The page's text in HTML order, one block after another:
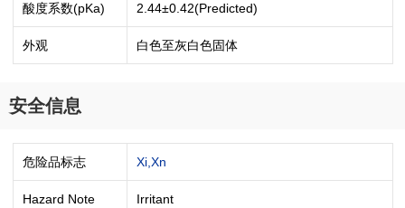
酸度系数(pKa) 2.44±0.42(Predicted)
外观 白色至灰白色固体
安全信息
危险品标志 Xi,Xn
Hazard Note Irritant